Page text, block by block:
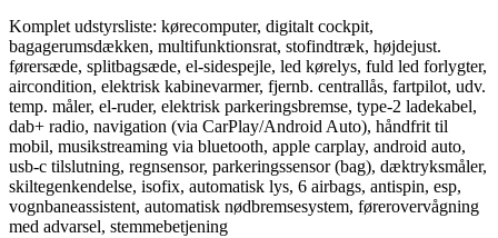
Komplet udstyrsliste: kørecomputer, digitalt cockpit,
bagagerumsdækken, multifunktionsrat, stofindtræk, højdejust.
førersæde, splitbagsæde, el-sidespejle, led kørelys, fuld led forlygter,
aircondition, elektrisk kabinevarmer, fjernb. centrallås, fartpilot, udv.
temp. måler, el-ruder, elektrisk parkeringsbremse, type-2 ladekabel,
dab+ radio, navigation (via CarPlay/Android Auto), håndfrit til
mobil, musikstreaming via bluetooth, apple carplay, android auto,
usb-c tilslutning, regnsensor, parkeringssensor (bag), dæktryksmåler,
skiltegenkendelse, isofix, automatisk lys, 6 airbags, antispin, esp,
vognbaneassistent, automatisk nødbremsesystem, førerovervågning
med advarsel, stemmebetjening